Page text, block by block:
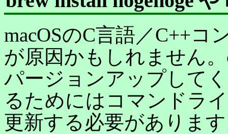
macOSのC言語／C++コ
が原因かもしれません
パージョンアップして
るためにはコマンドラ
更新する必要がありま